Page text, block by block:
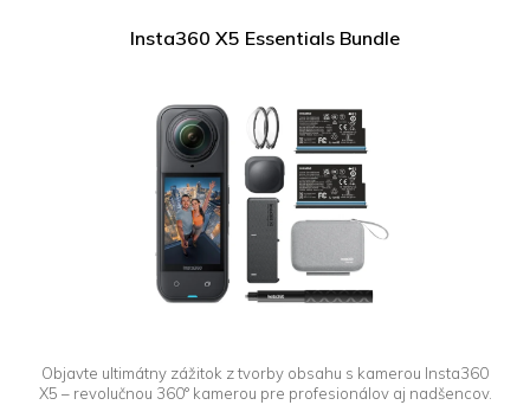
Insta360 X5 Essentials Bundle
Objavte ultimátny zážitok z tvorby obsahu s kamerou Insta360
X5 – revolučnou 360° kamerou pre profesionálov aj nadšencov.